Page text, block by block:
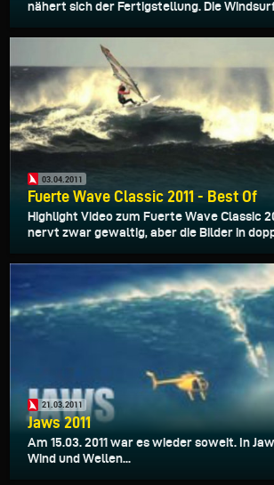
nähert sich der Fertigstellung. Die
03.04.2011
Fuerte Wave Classic 2011 - Best Of
Highlight Video zum Fuerte Wave Classic
nervt zwar gewaltig, aber die Bilder in
21.03.2011
Jaws 2011
Am 15.03. 2011 war es wieder soweit. In
Wind und Wellen...